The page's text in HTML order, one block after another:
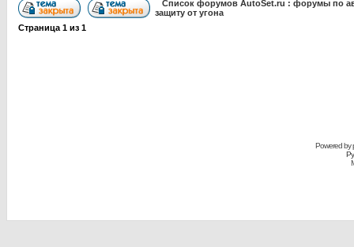
Список форумов AutoSet.ru : форумы по
защиту от угона
Страница 1 из 1
Powered by